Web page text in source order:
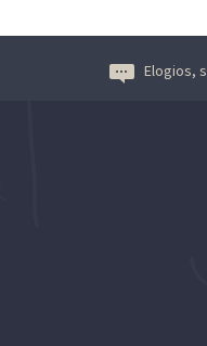
Elogios,